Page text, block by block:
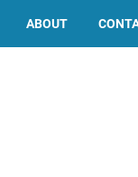
ABOUT